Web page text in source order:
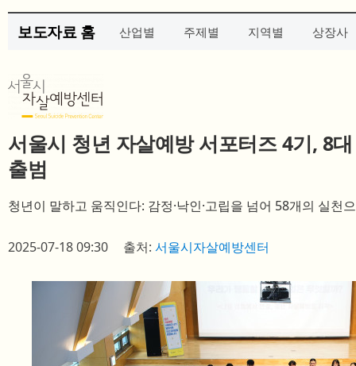
보도자료 홈 산업별 주제별 지역별 상장사
서울시 청년 자살예방 서포터즈 4기, 8
출범
청년이 말하고 움직인다: 감정·낙인·고립을 넘어 58개의 실천
2025-07-18 09:30 출처: 서울시자살예방센터